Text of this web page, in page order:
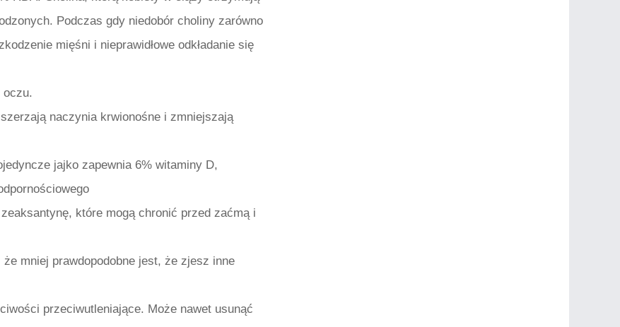
Podczas gdy niedobór choliny zarówno
mięśni i nieprawidłowe odkładanie się
oczu.
naczynia krwionośne i zmniejszają
jajko zapewnia 6% witaminy D,
które mogą chronić przed zaćmą i
​​mniej prawdopodobne jest, że zjesz inne
przeciwutleniające. Może nawet usunąć